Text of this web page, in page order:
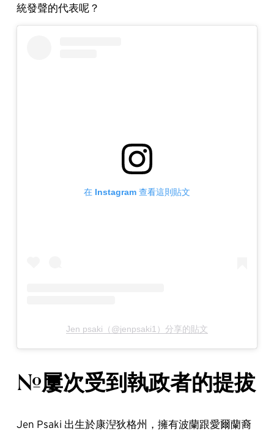
統發聲的代表呢？
在 Instagram 查看這則貼文
Jen psaki（@jenpsaki1）分享的貼文
#屢次受到執政者的提拔
Jen Psaki 出生於康湼狄格州，擁有波蘭跟愛爾蘭裔